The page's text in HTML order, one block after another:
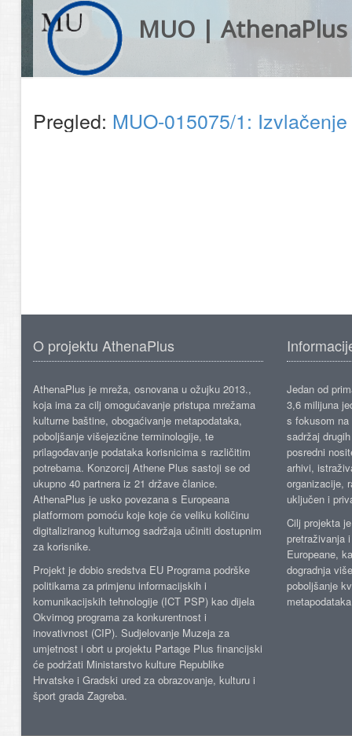
MUO | AthenaPlus
Pregled: MUO-015075/1:
O projektu AthenaPlus
AthenaPlus je mreža, osnovana u ožujku 2013.,
koja ima za cilj omogućavanje pristupa mrežama
kulturne baštine, obogaćivanje metapodataka,
poboljšanje višejezične terminologije, te
prilagođavanje podataka korisnicima s različitim
potrebama. Konzorcij Athene Plus sastoji se od
ukupno 40 partnera iz 21 države članice.
AthenaPlus je usko povezana s Europeana
platformom pomoću koje koje će veliku količinu
digitaliziranog kulturnog sadržaja učiniti dostupnim
za korisnike.
Projekt je dobio sredstva EU Programa podrške
politikama za primjenu informacijskih i
komunikacijskih tehnologije (ICT PSP) kao dijela
Okvirnog programa za konkurentnost i
inovativnost (CIP). Sudjelovanje Muzeja za
umjetnost i obrt u projektu Partage Plus financijski
će podržati Ministarstvo kulture Republike
Hrvatske i Gradski ured za obrazovanje, kulturu i
šport grada Zagreba.
Jedan od
3,6 milijuna
s fokusom
sadržaj
posredni
arhivi,
organizacije,
uključen i
Cilj projekta
pretraživanja
Europeane,
dogradnja
poboljšanje